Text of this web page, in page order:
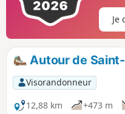
Je
Autour de
Visorandonneur
12,88 km
+473 m